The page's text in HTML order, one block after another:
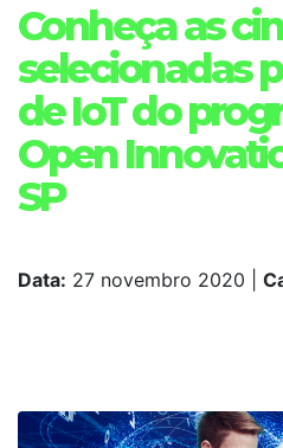
Conheça as
selecionadas
de IoT do
Open
SP
Data: 27 novembro 2020